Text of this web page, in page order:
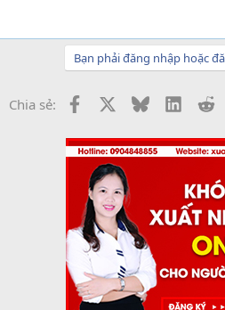
Bạn phải đăng nhập hoặc
Chia sẻ: Facebook Bluesky